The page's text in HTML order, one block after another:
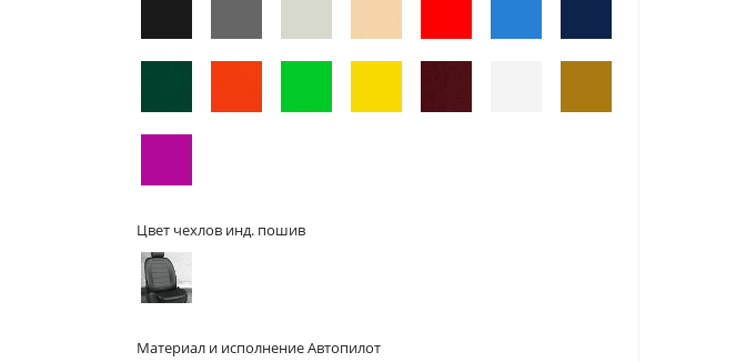
Цвет чехлов инд. пошив
Материал и исполнение Автопилот